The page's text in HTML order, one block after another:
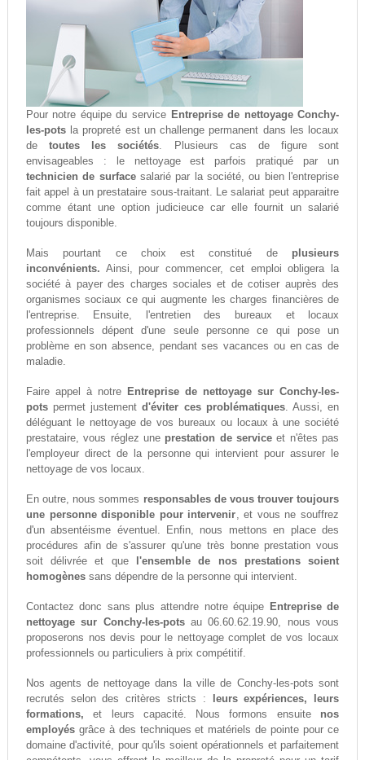
Pour notre équipe du service Entreprise de nettoyage Conchy-
les-potsla propreté est un challenge permanent dans les locaux
detoutes les sociétés. Plusieurs cas de figure sont
envisageables : le nettoyage est parfois pratiqué par un
technicien de surfacesalarié par la société, ou bien l'entreprise
fait appel à un prestataire sous-traitant. Le salariat peut apparaitre
comme étant une option judicieuce car elle fournit un salarié
toujours disponible.
Mais pourtant ce choix est constitué de plusieurs
inconvénients. Ainsi, pour commencer, cet emploi obligera la
société à payer des charges sociales et de cotiser auprès des
organismes sociaux ce qui augmente les charges financières de
l'entreprise. Ensuite, l'entretien des bureaux et locaux
professionnels dépent d'une seule personne ce qui pose un
problème en son absence, pendant ses vacances ou en cas de
maladie.
Faire appel à notre Entreprise de nettoyage sur Conchy-les-
potspermet justementd'éviter ces problématiques. Aussi, en
déléguant le nettoyage de vos bureaux ou locaux à une société
prestataire, vous réglez une prestation de service et n'êtes pas
l'employeur direct de la personne qui intervient pour assurer le
nettoyage de vos locaux.
En outre, nous sommes responsables de vous trouver toujours
une personne disponible pour intervenir, et vous ne souffrez
d'un absentéisme éventuel. Enfin, nous mettons en place des
procédures afin de s'assurer qu'une très bonne prestation vous
soit délivrée et que
l'ensemble de nos prestations soient
homogènessans dépendre de la personne qui intervient.
Contactez donc sans plus attendre notre équipe Entreprise de
nettoyage sur Conchy-les-potsau 06.60.62.19.90, nous vous
proposerons nos devis pour le nettoyage complet de vos locaux
professionnels ou particuliers à prix compétitif.
Nos agents de nettoyage dans la ville de Conchy-les-pots sont
recrutés selon des critères stricts :
leurs expériences, leurs
formations, et leurs capacité. Nous formons ensuite nos
employésgrâce à des techniques et matériels de pointe pour ce
domaine d'activité, pour qu'ils soient opérationnels et parfaitement